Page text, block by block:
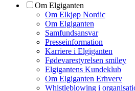
Om Elgiganten
Om Elkjøp Nordic
Om Elgiganten
Samfundsansvar
Presseinformation
Karriere i Elgiganten
Fødevarestyrelsen smiley
Elgigantens Kundeklub
Om Elgiganten Erhverv
Whistleblowing i